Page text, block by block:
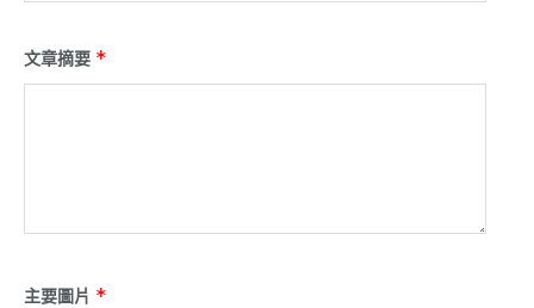
文章摘要 *
主要圖片 *